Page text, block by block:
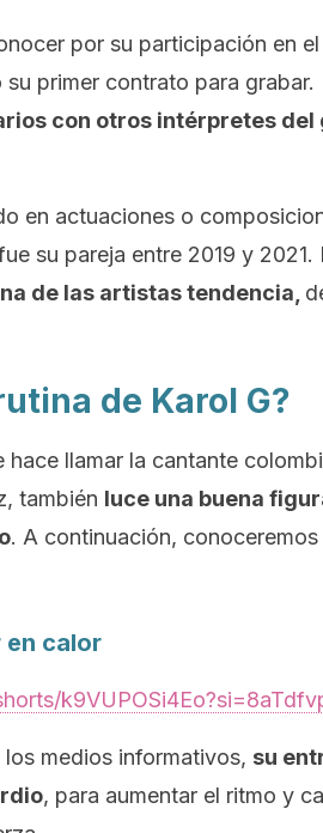
por su participación en
primer contrato para grabar.
con otros intérpretes del
en actuaciones o
su pareja entre 2019 y 2021.
de las artistas tendencia,
de Karol G?
hace llamar la cantante
también luce una buena
. A continuación,
en calor
medios informativos, su
, para aumentar el ritmo y